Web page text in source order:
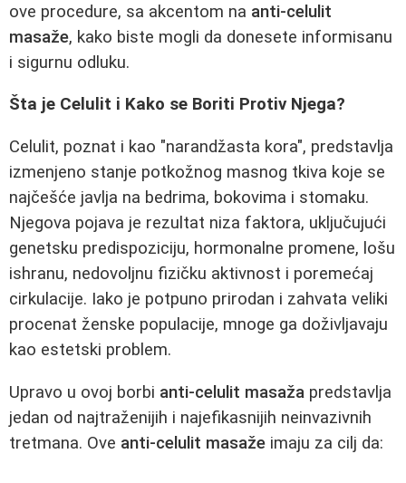
ove procedure, sa akcentom na anti-celulit
masaže, kako biste mogli da donesete informisanu
i sigurnu odluku.
Šta je Celulit i Kako se Boriti Protiv Njega?
Celulit, poznat i kao "narandžasta kora", predstavlja
izmenjeno stanje potkožnog masnog tkiva koje se
najčešće javlja na bedrima, bokovima i stomaku.
Njegova pojava je rezultat niza faktora, uključujući
genetsku predispoziciju, hormonalne promene, lošu
ishranu, nedovoljnu fizičku aktivnost i poremećaj
cirkulacije. Iako je potpuno prirodan i zahvata veliki
procenat ženske populacije, mnoge ga doživljavaju
kao estetski problem.
Upravo u ovoj borbi anti-celulit masaža predstavlja
jedan od najtraženijih i najefikasnijih neinvazivnih
tretmana. Ove anti-celulit masaže imaju za cilj da: